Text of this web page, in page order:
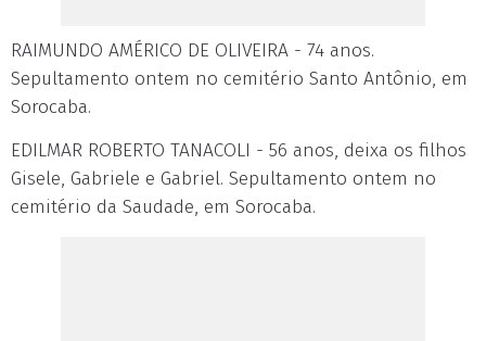
RAIMUNDO AMÉRICO DE OLIVEIRA - 74 anos.
Sepultamento ontem no cemitério Santo Antônio, em
Sorocaba.
EDILMAR ROBERTO TANACOLI - 56 anos, deixa os filhos
Gisele, Gabriele e Gabriel. Sepultamento ontem no
cemitério da Saudade, em Sorocaba.